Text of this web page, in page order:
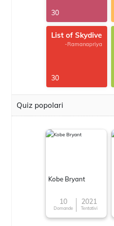
30
List of Skydive
-Ramanapriya
30
Quiz popolari
Kobe Bryant
10
Domande
2021
Tentativi